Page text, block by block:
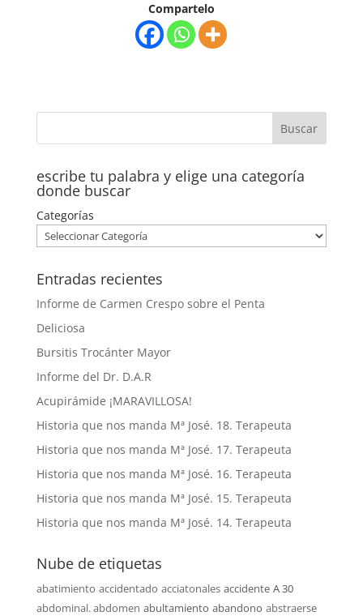
Compartelo
escribe tu palabra y elige una categoría
donde buscar
Categorías
Entradas recientes
Informe de Carmen Crespo sobre el Penta
Deliciosa
Bursitis Trocánter Mayor
Informe del Dr. D.A.R
Acupirámide ¡MARAVILLOSA!
Historia que nos manda Mª José. 18. Terapeuta
Historia que nos manda Mª José. 17. Terapeuta
Historia que nos manda Mª José. 16. Terapeuta
Historia que nos manda Mª José. 15. Terapeuta
Historia que nos manda Mª José. 14. Terapeuta
Nube de etiquetas
abatimiento accidentado acciatonales accidente A 30
abdominal. abdomen abultamiento abandono abstraerse